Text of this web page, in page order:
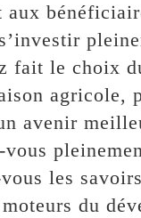
aux
fait le choix
agricole,
avenir
les
du